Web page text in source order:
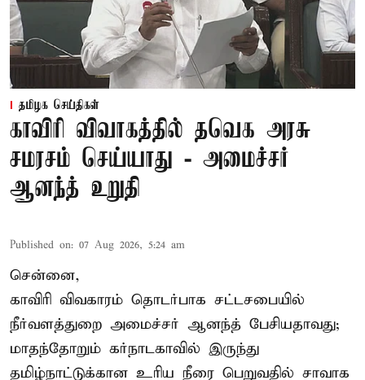
தமிழக செய்திகள்
காவிரி விவாகத்தில் தவெக அரசு
சமரசம் செய்யாது - அமைச்சர்
ஆனந்த் உறுதி
Published on: 07 Aug 2026, 5:24 am
சென்னை,
காவிரி விவகாரம் தொடர்பாக சட்டசபையில்
நீர்வளத்துறை அமைச்சர் ஆனந்த் பேசியதாவது;
மாதந்தோறும் கர்நாடகாவில் இருந்து
தமிழ்நாட்டுக்கான உரிய நீரை பெறுவதில் சாவாக